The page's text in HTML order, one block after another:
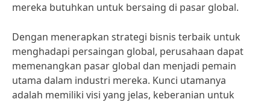
mereka butuhkan untuk bersaing di pasar global.
Dengan menerapkan strategi bisnis terbaik untuk
menghadapi persaingan global, perusahaan dapat
memenangkan pasar global dan menjadi pemain
utama dalam industri mereka. Kunci utamanya
adalah memiliki visi yang jelas, keberanian untuk